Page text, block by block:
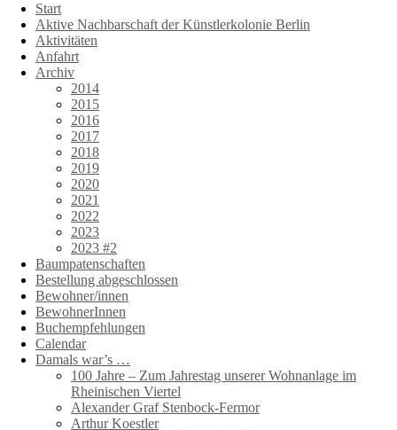
Start
Aktive Nachbarschaft der Künstlerkolonie Berlin
Aktivitäten
Anfahrt
Archiv
2014
2015
2016
2017
2018
2019
2020
2021
2022
2023
2023 #2
Baumpatenschaften
Bestellung abgeschlossen
Bewohner/innen
BewohnerInnen
Buchempfehlungen
Calendar
Damals war’s …
100 Jahre – Zum Jahrestag unserer Wohnanlage im
Rheinischen Viertel
Alexander Graf Stenbock-Fermor
Arthur Koestler